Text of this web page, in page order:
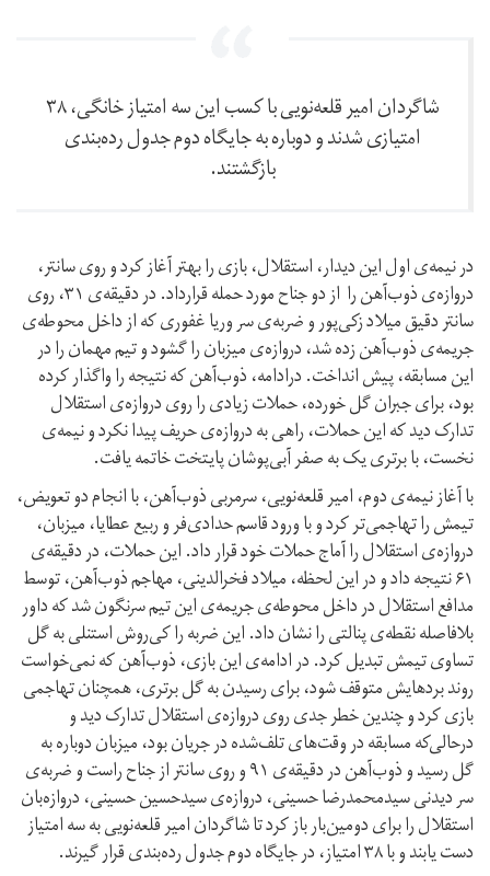
شاگردان امیر قلعه‌نویی با کسب این سه امتیاز خانگی، ۳۸
امتیازی شدند و دوباره به جایگاه دوم جدول رده‌بندی
بازگشتند.
در نیمه‌ی اول این دیدار، استقلال، بازی را بهتر آغاز کرد و روی سانتر،
دروازه‌ی ذوب‌آهن را از دو جناح مورد حمله قرارداد. در دقیقه‌ی ۳۱، روی
سانتر دقیق میلاد زکی‌پور و ضربه‌ی سر وریا غفوری که از داخل محوطه‌ی
جریمه‌ی ذوب‌آهن زده شد، دروازه‌ی میزبان را گشود و تیم مهمان را در
این مسابقه، پیش انداخت. درادامه، ذوب‌آهن که نتیجه را واگذار کرده
بود، برای جبران گل خورده، حملات زیادی را روی دروازه‌ی استقلال
تدارک دید که این حملات، راهی به دروازه‌ی حریف پیدا نکرد و نیمه‌ی
نخست، با برتری یک به صفر آبی‌پوشان پایتخت خاتمه یافت.
با آغاز نیمه‌ی دوم، امیر قلعه‌نویی، سرمربی ذوب‌آهن، با انجام دو تعویض،
تیمش را تهاجمی‌تر کرد و با ورود قاسم حدادی‌فر و ربیع عطایا، میزبان،
دروازه‌ی استقلال را آماج حملات خود قرار داد. این حملات، در دقیقه‌ی
۶۱ نتیجه داد و در این لحظه، میلاد فخرالدینی، مهاجم ذوب‌آهن، توسط
مدافع استقلال در داخل محوطه‌ی جریمه‌ی این تیم سرنگون شد که داور
بلافاصله نقطه‌ی پنالتی را نشان داد. این ضربه را کی‌روش استنلی به گل
تساوی تیمش تبدیل کرد. در ادامه‌ی این بازی، ذوب‌آهن که نمی‌خواست
روند بردهایش متوقف شود، برای رسیدن به گل برتری، همچنان تهاجمی
بازی کرد و چندین خطر جدی روی دروازه‌ی استقلال تدارک دید و
درحالی‌‌که مسابقه در وقت‌های تلف‌شده در جریان بود، میزبان دوباره به
گل رسید و ذوب‌آهن در دقیقه‌ی ۹۱ و روی سانتر از جناح راست و ضربه‌ی
سر دیدنی سیدمحمدرضا حسینی، دروازه‌ی سیدحسین حسینی، دروازه‌بان
استقلال را برای دومین‌بار باز کرد تا شاگردان امیر قلعه‌نویی به سه امتیاز
دست یابند و با ۳۸ امتیاز، در جایگاه دوم جدول رده‌بندی قرار گیرند.